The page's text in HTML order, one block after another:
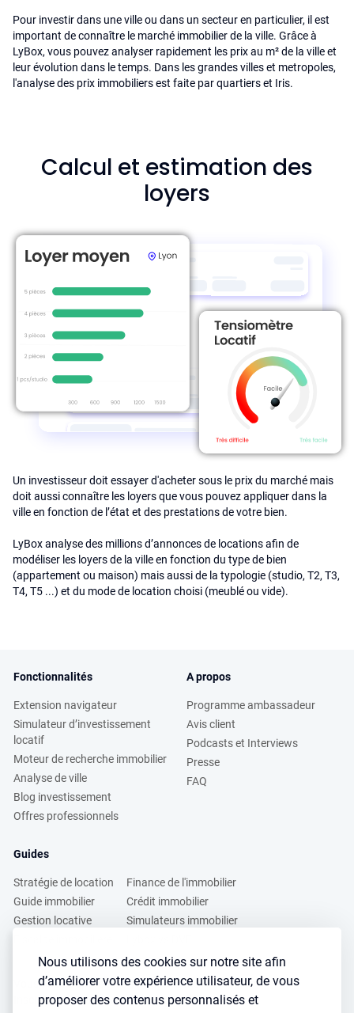
Nous utilisons des cookies sur notre site afin
d’améliorer votre expérience utilisateur, de vous
proposer des contenus personnalisés et
Pour investir dans une ville ou dans un secteur en particulier, il est
important de connaître le marché immobilier de la ville. Grâce à
LyBox, vous pouvez analyser rapidement les prix au m² de la ville et
leur évolution dans le temps. Dans les grandes villes et metropoles,
l'analyse des prix immobiliers est faite par quartiers et Iris.
Calcul et estimation des
loyers
Un investisseur doit essayer d'acheter sous le prix du marché mais
doit aussi connaître les loyers que vous pouvez appliquer dans la
ville en fonction de l’état et des prestations de votre bien.
LyBox analyse des millions d’annonces de locations afin de
modéliser les loyers de la ville en fonction du type de bien
(appartement ou maison) mais aussi de la typologie (studio, T2, T3,
T4, T5 ...) et du mode de location choisi (meublé ou vide).
Fonctionnalités
Extension navigateur
Simulateur d’investissement
locatif
Moteur de recherche immobilier
Analyse de ville
Blog investissement
Offres professionnels
A propos
Programme ambassadeur
Avis client
Podcasts et Interviews
Presse
FAQ
Guides
Stratégie de location
Guide immobilier
Gestion locative
Finance de l'immobilier
Crédit immobilier
Simulateurs immobilier
Vous voulez apprendre à investir dans l’immobilier ?
Inscrivez vous à notre newsletter gratuite :